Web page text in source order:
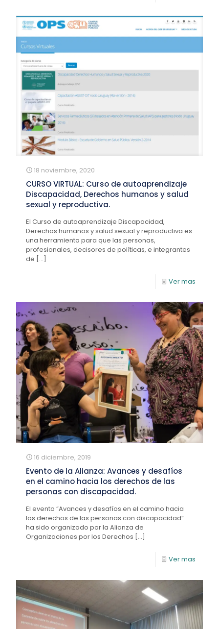
18 noviembre, 2020
CURSO VIRTUAL: Curso de autoaprendizaje
Discapacidad, Derechos humanos y salud
sexual y reproductiva.
El Curso de autoaprendizaje Discapacidad,
Derechos humanos y salud sexual y reproductiva es
una herramienta para que las personas,
profesionales, decisores de políticas, e integrantes
de […]
Ver mas
16 diciembre, 2019
Evento de la Alianza: Avances y desafíos
en el camino hacia los derechos de las
personas con discapacidad.
El evento “Avances y desafíos en el camino hacia
los derechos de las personas con discapacidad”
ha sido organizado por la Alianza de
Organizaciones por los Derechos […]
Ver mas